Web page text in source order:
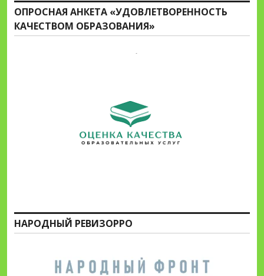
ОПРОСНАЯ АНКЕТА «УДОВЛЕТВОРЕННОСТЬ
КАЧЕСТВОМ ОБРАЗОВАНИЯ»
НАРОДНЫЙ РЕВИЗОРРО